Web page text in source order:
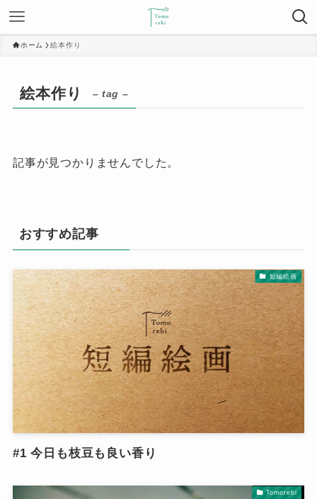
ホーム 絵本作り
絵本作り – tag –
記事が見つかりませんでした。
おすすめ記事
短編絵画
#1 今日も枝豆も良い香り
Tomorebi